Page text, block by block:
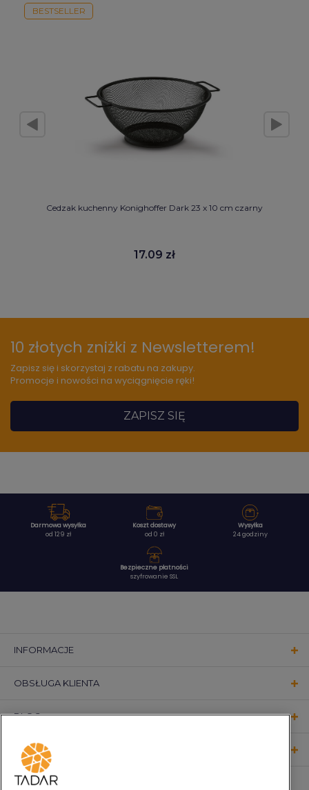
BESTSELLER
Cedzak kuchenny Konighoffer Dark 23 x 10 cm czarny
17.09 zł
10 złotych zniżki z Newsletterem!
Zapisz się i skorzystaj z rabatu na zakupy.
Promocje i nowości na wyciągnięcie ręki!
ZAPISZ SIĘ
Darmowa wysyłka
od 129 zł
Koszt dostawy
od 0 zł
Wysyłka
24 godziny
Bezpieczne płatności
szyfrowanie SSL
INFORMACJE
OBSŁUGA KLIENTA
BLOG
KONTAKT